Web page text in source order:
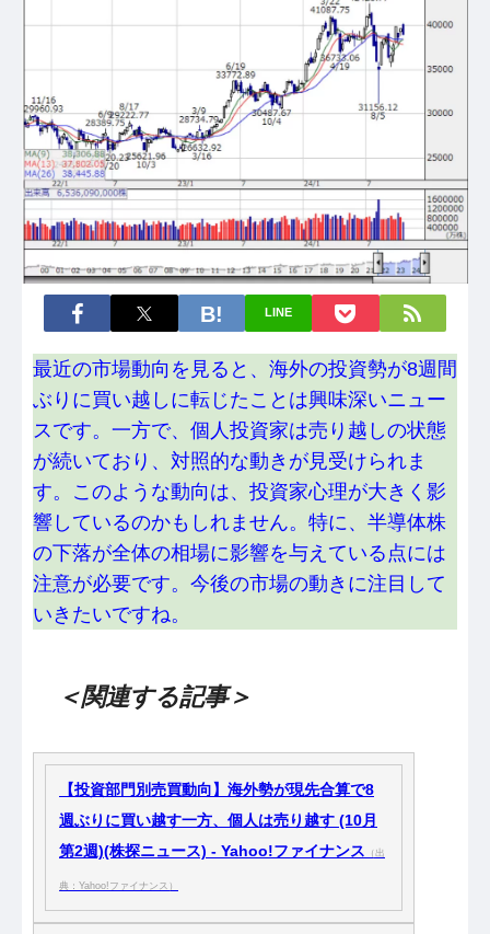
LINE
最近の市場動向を見ると、海外の投資勢が8週間
ぶりに買い越しに転じたことは興味深いニュー
スです。一方で、個人投資家は売り越しの状態
が続いており、対照的な動きが見受けられま
す。このような動向は、投資家心理が大きく影
響しているのかもしれません。特に、半導体株
の下落が全体の相場に影響を与えている点には
注意が必要です。今後の市場の動きに注目して
いきたいですね。
＜関連する記事＞
【投資部門別売買動向】海外勢が現先合算で8
週ぶりに買い越す一方、個人は売り越す (10月
第2週)(株探ニュース) - Yahoo!ファイナンス （出
典：Yahoo!ファイナンス）